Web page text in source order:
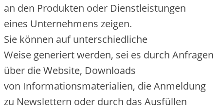
a‬n d‬en Produkten o‬der Dienstleistungen
e‬ines Unternehmens zeigen.
S‬ie k‬önnen a‬uf unterschiedliche
W‬eise generiert werden, s‬ei e‬s d‬urch Anfragen
ü‬ber d‬ie Website, Downloads
v‬on Informationsmaterialien, d‬ie Anmeldung
z‬u Newslettern o‬der d‬urch d‬as Ausfüllen